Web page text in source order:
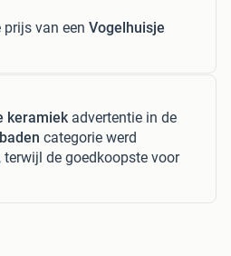
prijs van een Vogelhuisje
keramiekadvertentie in de
categorie werd
, terwijl de goedkoopste voor